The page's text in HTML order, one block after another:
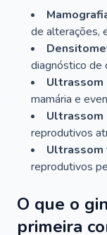
de alterações,
diagnóstico de
Ultrassom
mamária e
Ultrassom
reprodutivos
Ultrassom
reprodutivos
O que o
primeira